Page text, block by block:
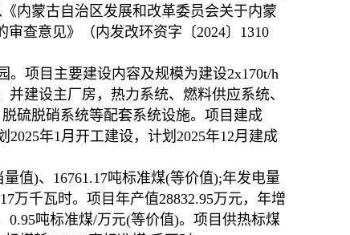
内蒙古自治区发展和改革委员会关于内蒙
查意见》（内发改环资字〔2024〕1310
。项目主要建设内容及规模为建设2x170t/h
建设主厂房，热力系统、燃料供应系统、
硫脱硝系统等配套系统设施。项目建成
2025年1月开工建设，计划2025年12月建成
值)、16761.17吨标准煤(等价值);年发电量
万千瓦时。项目年产值28832.95万元，年增
0.95吨标准煤/万元(等价值)。项目供热标煤